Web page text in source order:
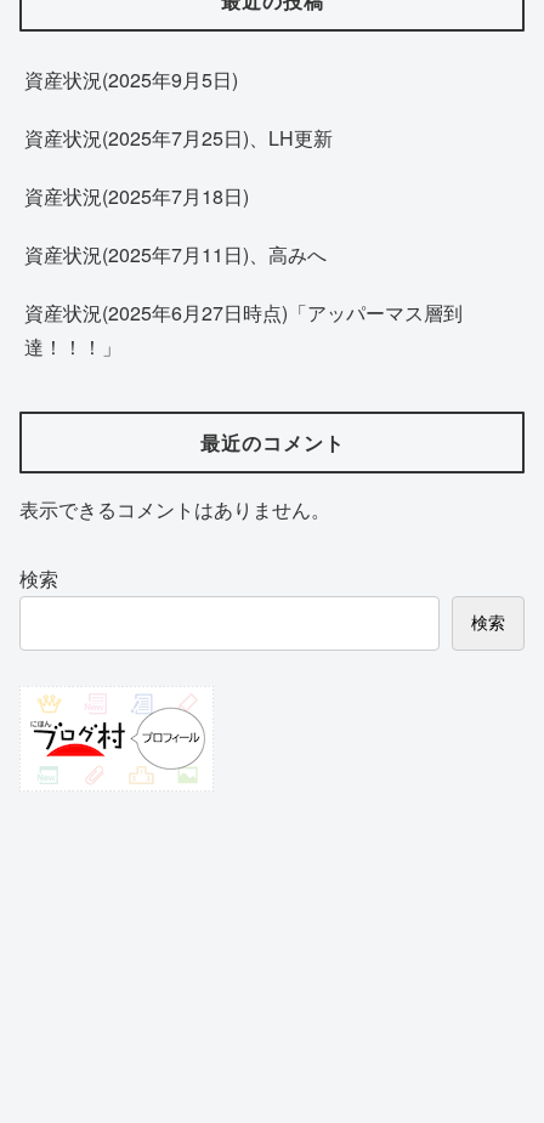
資産状況(2025年9月5日)
資産状況(2025年7月25日)、LH更新
資産状況(2025年7月18日)
資産状況(2025年7月11日)、高みへ
資産状況(2025年6月27日時点)「アッパーマス層到
達！！！」
最近のコメント
表示できるコメントはありません。
検索
検索